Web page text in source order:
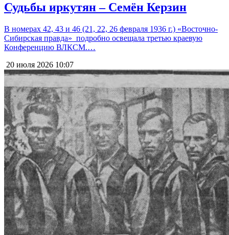
Судьбы иркутян – Семён Керзин
В номерах 42, 43 и 46 (21, 22, 26 февраля 1936 г.) «Восточно-
Сибирская правда» подробно освещала третью краевую
Конференцию ВЛКСМ.…
20 июля 2026 10:07